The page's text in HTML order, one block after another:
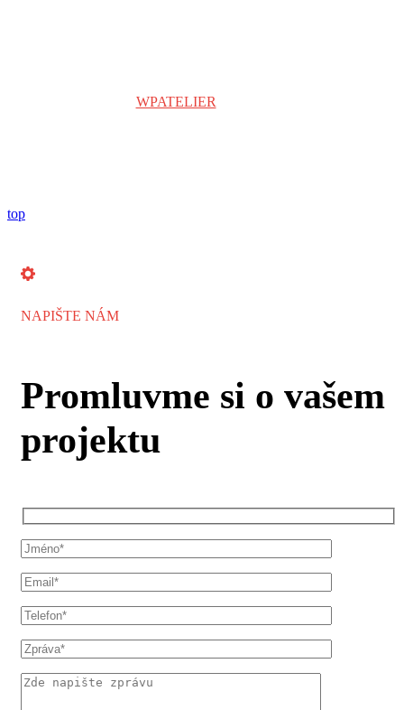
WPATELIER
top
NAPIŠTE NÁM
Promluvme si o vašem
projektu